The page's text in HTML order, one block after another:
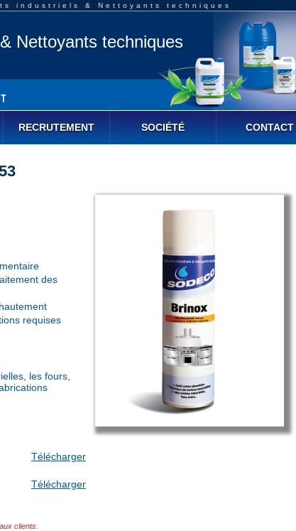
industriels & Nettoyants techniques
Nettoyants techniques
RECRUTEMENT SOCIÉTÉ CONTACT
des
requises
les fours,
Télécharger
Télécharger
clients.